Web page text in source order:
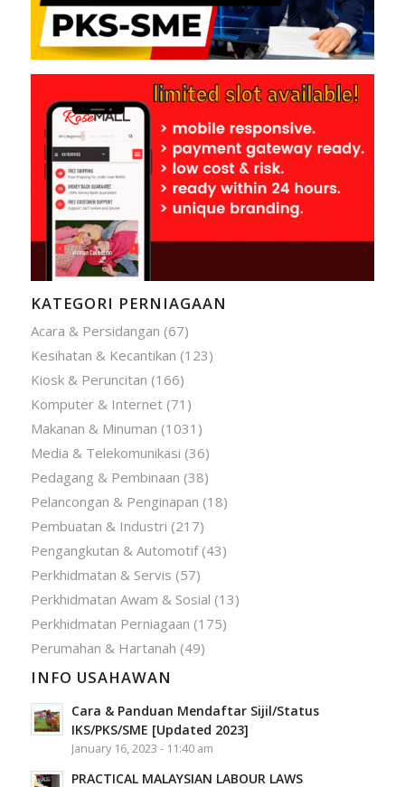
KATEGORI PERNIAGAAN
Acara & Persidangan (67)
Kesihatan & Kecantikan (123)
Kiosk & Peruncitan (166)
Komputer & Internet(71)
Makanan & Minuman (1031)
Media & Telekomunikasi (36)
Pedagang & Pembinaan (38)
Pelancongan & Penginapan (18)
Pembuatan & Industri (217)
Pengangkutan & Automotif(43)
Perkhidmatan & Servis (57)
Perkhidmatan Awam & Sosial (13)
Perkhidmatan Perniagaan (175)
Perumahan & Hartanah (49)
INFO USAHAWAN
Cara & Panduan Mendaftar Sijil/Status
IKS/PKS/SME [Updated 2023]
January 16, 2023 - 11:40 am
PRACTICAL MALAYSIAN LABOUR LAWS